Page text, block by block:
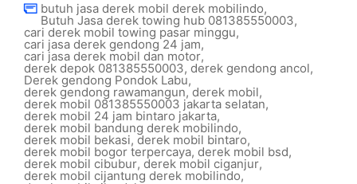
butuh jasa derek mobil derek mobilindo,
Butuh Jasa derek towing hub 081385550003,
cari derek mobil towing pasar minggu,
cari jasa derek gendong 24 jam,
cari jasa derek mobil dan motor,
derek depok 081385550003, derek gendong ancol,
Derek gendong Pondok Labu,
derek gendong rawamangun,derek mobil,
derek mobil 081385550003 jakarta selatan,
derek mobil 24 jam bintaro jakarta,
derek mobil bandung derek mobilindo,
derek mobil bekasi, derek mobil bintaro,
derek mobil bogor terpercaya, derek mobil bsd,
derek mobil cibubur, derek mobil ciganjur,
derek mobil cijantung derek mobilindo,